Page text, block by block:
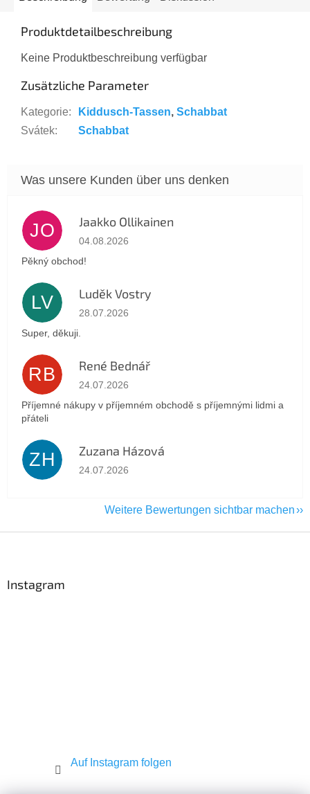
Produktdetailbeschreibung
Keine Produktbeschreibung verfügbar
Zusätzliche Parameter
Kategorie: Kiddusch-Tassen, Schabbat
Svátek: Schabbat
JO Jaakko Ollikainen
Die Shop-Bewertung beträgt 5 von 5 Sternen.
04.08.2026
Pěkný obchod!
LV Luděk Vostry
Die Shop-Bewertung beträgt 5 von 5 Sternen.
28.07.2026
Super, děkuji.
RB René Bednář
Die Shop-Bewertung beträgt 5 von 5 Sternen.
24.07.2026
Příjemné nákupy v příjemném obchodě s příjemnými lidmi a
přáteli
ZH Zuzana Házová
Die Shop-Bewertung beträgt 5 von 5 Sternen.
24.07.2026
Weitere Bewertungen sichtbar machen
Instagram
Auf Instagram folgen